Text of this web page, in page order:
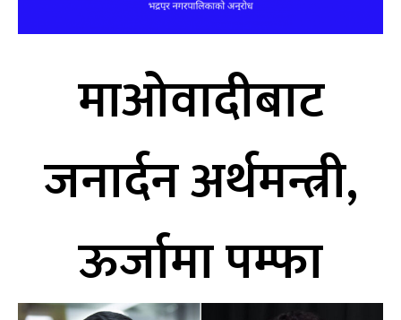
माओवादीबाट
जनार्दन अर्थमन्त्री,
ऊर्जामा पम्फा